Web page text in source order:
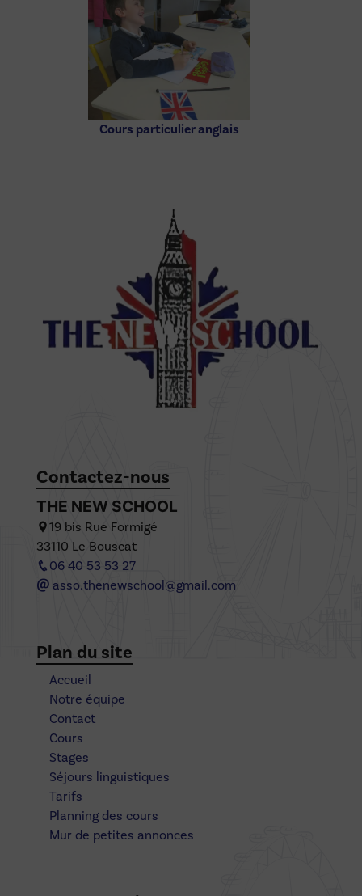
Cours particulier anglais
Contactez-nous
THE NEW SCHOOL
19 bis Rue Formigé
33110 Le Bouscat
06 40 53 53 27
asso.thenewschool@gmail.com
Plan du site
Accueil
Notre équipe
Contact
Cours
Stages
Séjours linguistiques
Tarifs
Planning des cours
Mur de petites annonces